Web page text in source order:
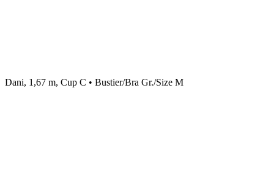
Dani, 1,67 m, Cup C • Bustier/Bra Gr./Size M